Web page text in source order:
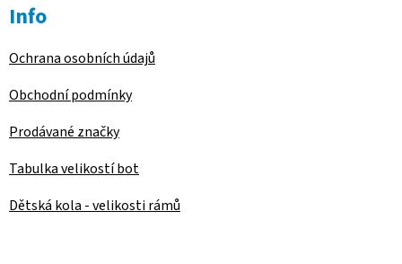
Info
Ochrana osobních údajů
Obchodní podmínky
Prodávané značky
Tabulka velikostí bot
Dětská kola - velikosti rámů